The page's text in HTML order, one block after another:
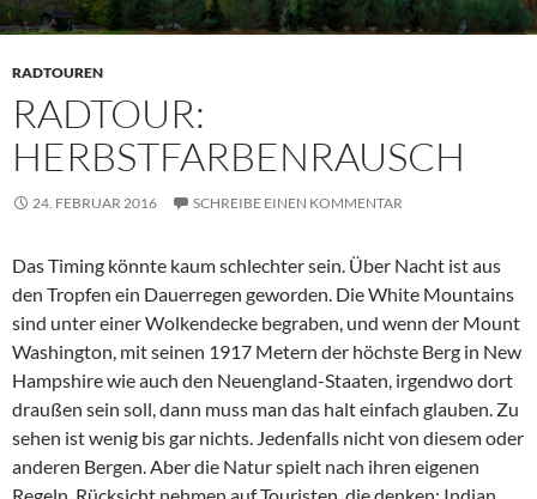
RADTOUREN
RADTOUR:
HERBSTFARBENRAUSCH
24. FEBRUAR 2016 SCHREIBE EINEN KOMMENTAR
Das Timing könnte kaum schlechter sein. Über Nacht ist aus
den Tropfen ein Dauerregen geworden. Die White Mountains
sind unter einer Wolkendecke begraben, und wenn der Mount
Washington, mit seinen 1917 Metern der höchste Berg in New
Hampshire wie auch den Neuengland-Staaten, irgendwo dort
draußen sein soll, dann muss man das halt einfach glauben. Zu
sehen ist wenig bis gar nichts. Jedenfalls nicht von diesem oder
anderen Bergen. Aber die Natur spielt nach ihren eigenen
Regeln. Rücksicht nehmen auf Touristen, die denken: Indian